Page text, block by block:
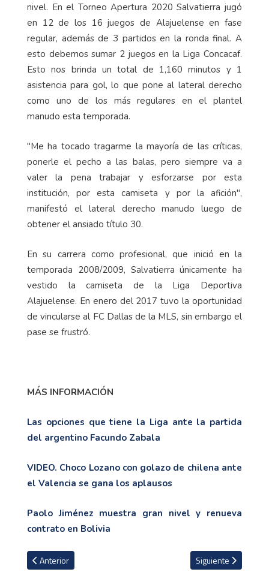
nivel. En el Torneo Apertura 2020 Salvatierra jugó
en 12 de los 16 juegos de Alajuelense en fase
regular, además de 3 partidos en la ronda final. A
esto debemos sumar 2 juegos en la Liga Concacaf.
Esto nos brinda un total de 1,160 minutos y 1
asistencia para gol, lo que pone al lateral derecho
como uno de los más regulares en el plantel
manudo esta temporada.
"Me ha tocado tragarme la mayoría de las críticas,
ponerle el pecho a las balas, pero siempre va a
valer la pena trabajar y esforzarse por esta
institución, por esta camiseta y por la afición",
manifestó el lateral derecho manudo luego de
obtener el ansiado título 30.
En su carrera como profesional, que inició en la
temporada 2008/2009, Salvatierra únicamente ha
vestido la camiseta de la Liga Deportiva
Alajuelense. En enero del 2017 tuvo la oportunidad
de vincularse al FC Dallas de la MLS, sin embargo el
pase se frustró.
MÁS INFORMACIÓN
Las opciones que tiene la Liga ante la partida
del argentino Facundo Zabala
VIDEO. Choco Lozano con golazo de chilena ante
el Valencia se gana los aplausos
Paolo Jiménez muestra gran nivel y renueva
contrato en Bolivia
Artículo anterior: Gerson Torres tendría otra oportunidad en el
Anterior Artículo siguiente:
Siguiente